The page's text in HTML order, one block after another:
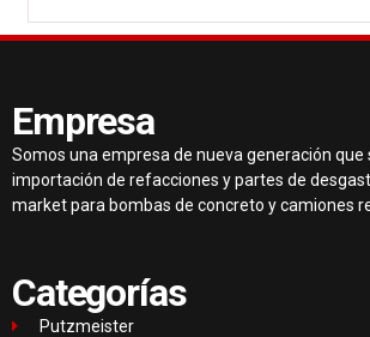
Empresa
Somos una empresa de nueva generación que
importación de refacciones y partes de
market para bombas de concreto y camiones
Categorías
Putzmeister